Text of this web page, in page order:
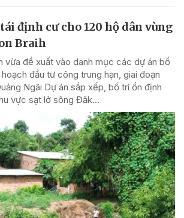
định cư cho 120 hộ dân vùng
Braih
vừa đề xuất vào danh mục các dự án bố
đầu tư công trung hạn, giai đoạn
Ngãi Dự án sắp xếp, bố trí ổn định
vực sạt lở sông Đăk...